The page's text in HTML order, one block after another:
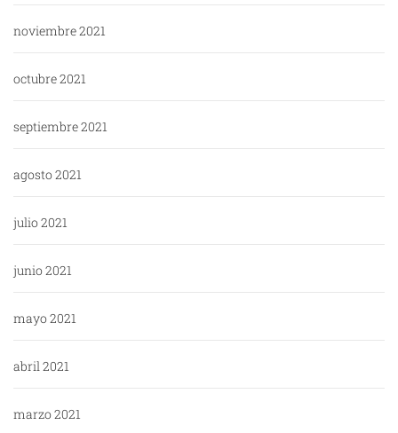
noviembre 2021
octubre 2021
septiembre 2021
agosto 2021
julio 2021
junio 2021
mayo 2021
abril 2021
marzo 2021